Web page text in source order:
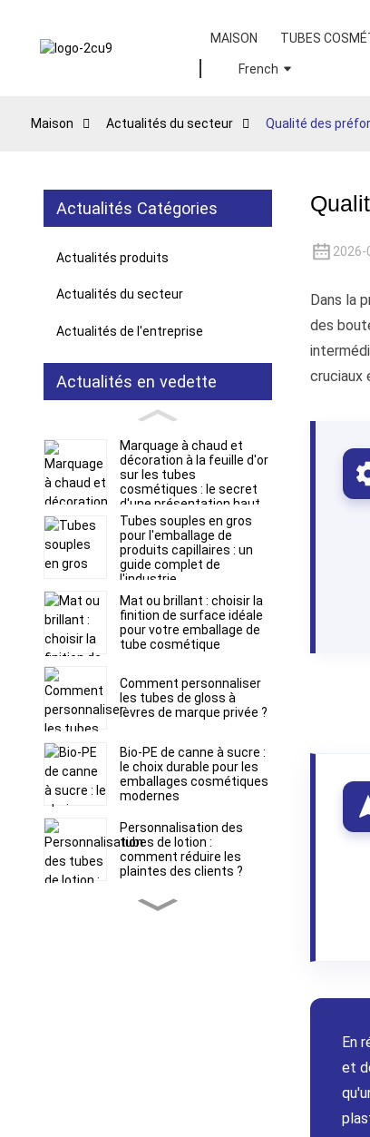
MAISON TUBES
French
Maison Actualités du secteur Qualité des
Actualités Catégories
Actualités produits
Actualités du secteur
Actualités de l'entreprise
Actualités en vedette
Marquage à chaud et
décoration à la feuille d'or
sur les tubes
cosmétiques : le secret
d'une présentation haut
de gamme en rayon
Tubes souples en gros
pour l'emballage de
produits capillaires : un
guide complet de
l'industrie
Mat ou brillant : choisir la
finition de surface idéale
pour votre emballage de
tube cosmétique
Comment personnaliser
les tubes de gloss à
lèvres de marque privée ?
Bio-PE de canne à sucre :
le choix durable pour les
emballages cosmétiques
modernes
Personnalisation des
tubes de lotion :
comment réduire les
plaintes des clients ?
Tubes souples ABL vs
2026-
Dans la
des
cruciaux
En
et